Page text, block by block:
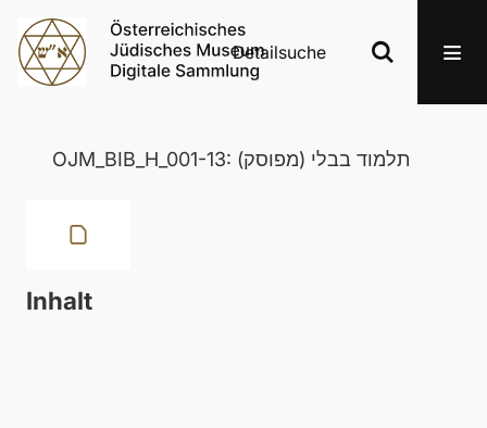
Detailsuche
OJM_BIB_H_001-13: תלמוד בבלי (מפוסק)
Inhalt